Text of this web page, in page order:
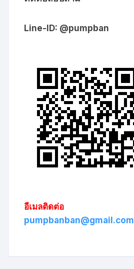
Line-ID: @pumpban
อีเมลติดต่อ
pumpbanban@gmail.com